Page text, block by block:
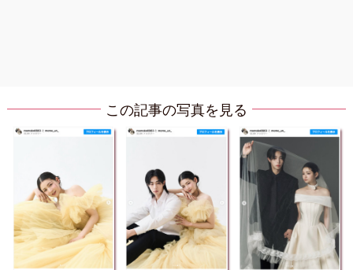
この記事の写真を見る